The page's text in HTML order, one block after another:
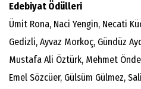
Edebiyat Ödülleri
Ümit Rona, Naci Yengin, Necati
Gedizli, Ayvaz Morkoç, Gündüz
Mustafa Ali Öztürk, Mehmet
Emel Sözcüer, Gülsüm Gülmez,